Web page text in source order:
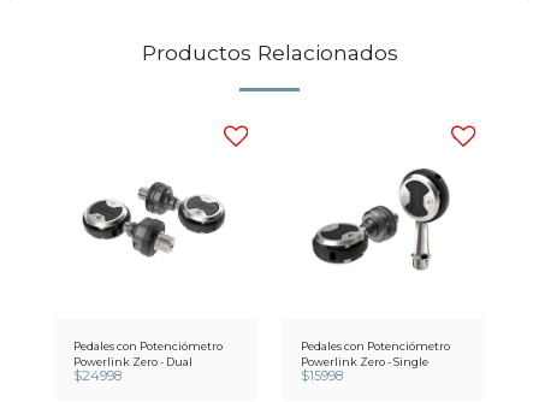
Productos Relacionados
Pedales con Potenciómetro
Powerlink Zero - Dual
$24998
Pedales con Potenciómetro
Powerlink Zero - Single
$15998